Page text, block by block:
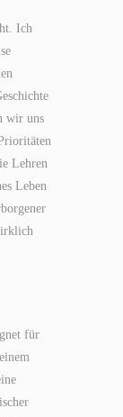
Ich
wir uns
Lehren
Leben
für